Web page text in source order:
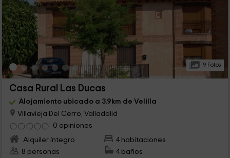
19 Fotos
Casa Rural Las Ducas
Alojamiento ubicado a 3.9km de Velilla
Villavieja Del Cerro, Valladolid
0 opiniones
Alquiler íntegro
4 habitaciones
8 personas
4 baños